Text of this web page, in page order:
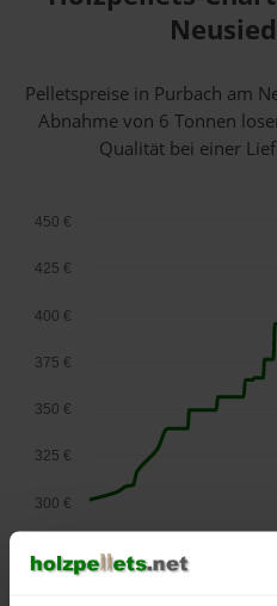
Pelletspreise in Purbach am
Abnahmevon 6 Tonnen
Qualität bei einer
September
300 €
325 €
350 €
375 €
400 €
425 €
450 €